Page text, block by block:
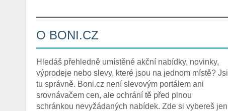
O BONI.CZ
Hledáš přehledně umístěné akční nabídky, novinky,
výprodeje nebo slevy, které jsou na jednom místě? Jsi
tu správně. Boni.cz není slevovým portálem ani
srovnávačem cen, ale ochrání tě před plnou
schránkou nevyžádaných nabídek. Zde si vybereš jen